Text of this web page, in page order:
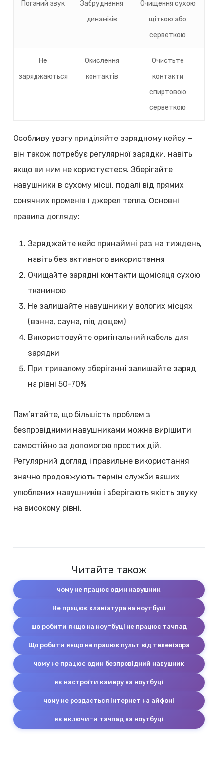
Поганий звук
Забруднення
динаміків
Очищення сухою
щіткою або
серветкою
Не
заряджаються
Окислення
контактів
Очистьте
контакти
спиртовою
серветкою
Особливу увагу приділяйте зарядному кейсу –
він також потребує регулярної зарядки, навіть
якщо ви ним не користуєтеся. Зберігайте
навушники в сухому місці, подалі від прямих
сонячних променів і джерел тепла. Основні
правила догляду:
Заряджайте кейс принаймні раз на тиждень,
навіть без активного використання
Очищайте зарядні контакти щомісяця сухою
тканиною
Не залишайте навушники у вологих місцях
(ванна, сауна, під дощем)
Використовуйте оригінальний кабель для
зарядки
При тривалому зберіганні залишайте заряд
на рівні 50-70%
Пам’ятайте, що більшість проблем з
безпровідними навушниками можна вирішити
самостійно за допомогою простих дій.
Регулярний догляд і правильне використання
значно продовжують термін служби ваших
улюблених навушників і зберігають якість звуку
на високому рівні.
Читайте також
чому не працює один навушник
Не працює клавіатура на ноутбуці
що робити якщо на ноутбуці не працює тачпад
Що робити якщо не працює пульт від телевізора
чому не працює один безпровідний навушник
як настроїти камеру на ноутбуці
чому не роздається інтернет на айфоні
як включити тачпад на ноутбуці